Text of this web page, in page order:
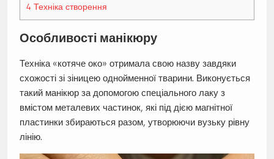
4 Техніка створення
Особливості манікюру
Техніка «котяче око» отримала свою назву завдяки
схожості зі зіницею однойменної тварини. Виконується
такий манікюр за допомогою спеціального лаку з
вмістом металевих частинок, які під дією магнітної
пластинки збираються разом, утворюючи вузьку рівну
лінію.